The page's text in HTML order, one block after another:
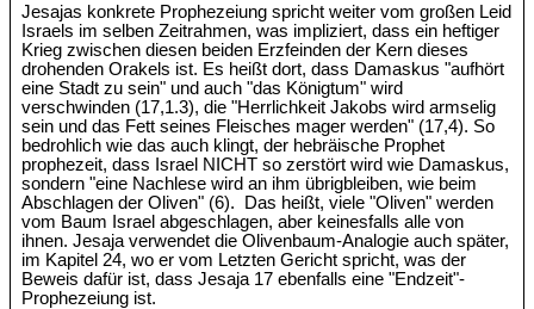
Jesajas konkrete Prophezeiung spricht weiter vom großen Leid
Israels im selben Zeitrahmen, was impliziert, dass ein heftiger
Krieg zwischen diesen beiden Erzfeinden der Kern dieses
drohenden Orakels ist. Es heißt dort, dass Damaskus "aufhört
eine Stadt zu sein" und auch "das Königtum" wird
verschwinden (17,1.3), die "Herrlichkeit Jakobs wird armselig
sein und das Fett seines Fleisches mager werden" (17,4). So
bedrohlich wie das auch klingt, der hebräische Prophet
prophezeit, dass Israel NICHT so zerstört wird wie Damaskus,
sondern "eine Nachlese wird an ihm übrigbleiben, wie beim
Abschlagen der Oliven" (6). Das heißt, viele "Oliven" werden
vom Baum Israel abgeschlagen, aber keinesfalls alle von
ihnen. Jesaja verwendet die Olivenbaum-Analogie auch später,
im Kapitel 24, wo er vom Letzten Gericht spricht, was der
Beweis dafür ist, dass Jesaja 17 ebenfalls eine "Endzeit"-
Prophezeiung ist.